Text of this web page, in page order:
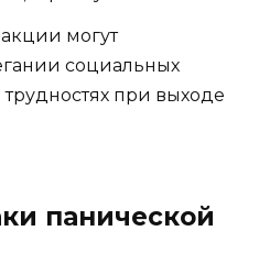
могут
социальных
при выходе
панической